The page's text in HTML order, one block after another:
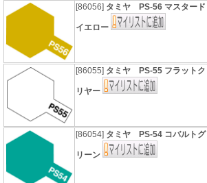
[86056] タミヤ PS-56 マスタード
イエロー
[86055] タミヤ PS-55 フラットク
リヤー
[86054] タミヤ PS-54 コバルトグ
リーン